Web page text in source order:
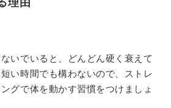
理由
いでいると、どんどん硬く衰えて
い時間でも構わないので、ストレ
グで体を動かす習慣をつけましょ